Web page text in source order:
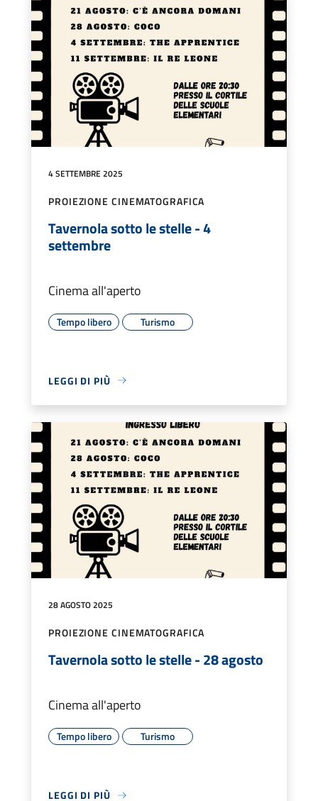
4 SETTEMBRE 2025
PROIEZIONE CINEMATOGRAFICA
Tavernola sotto le stelle - 4
settembre
Cinema all'aperto
Tempo libero Turismo
LEGGI DI PIÙ
28 AGOSTO 2025
PROIEZIONE CINEMATOGRAFICA
Tavernola sotto le stelle - 28 agosto
Cinema all'aperto
Tempo libero Turismo
LEGGI DI PIÙ